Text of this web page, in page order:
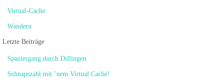
Virtual-Cache
Wandern
Letzte Beiträge
Spaziergang durch Dillingen
Schnapszahl mit ’nem Virtual Cache!